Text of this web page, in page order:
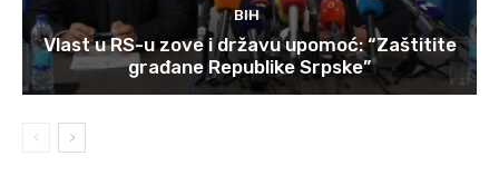
BIH
Vlast u RS-u zove i državu upomoć: “Zaštitite
građane Republike Srpske”